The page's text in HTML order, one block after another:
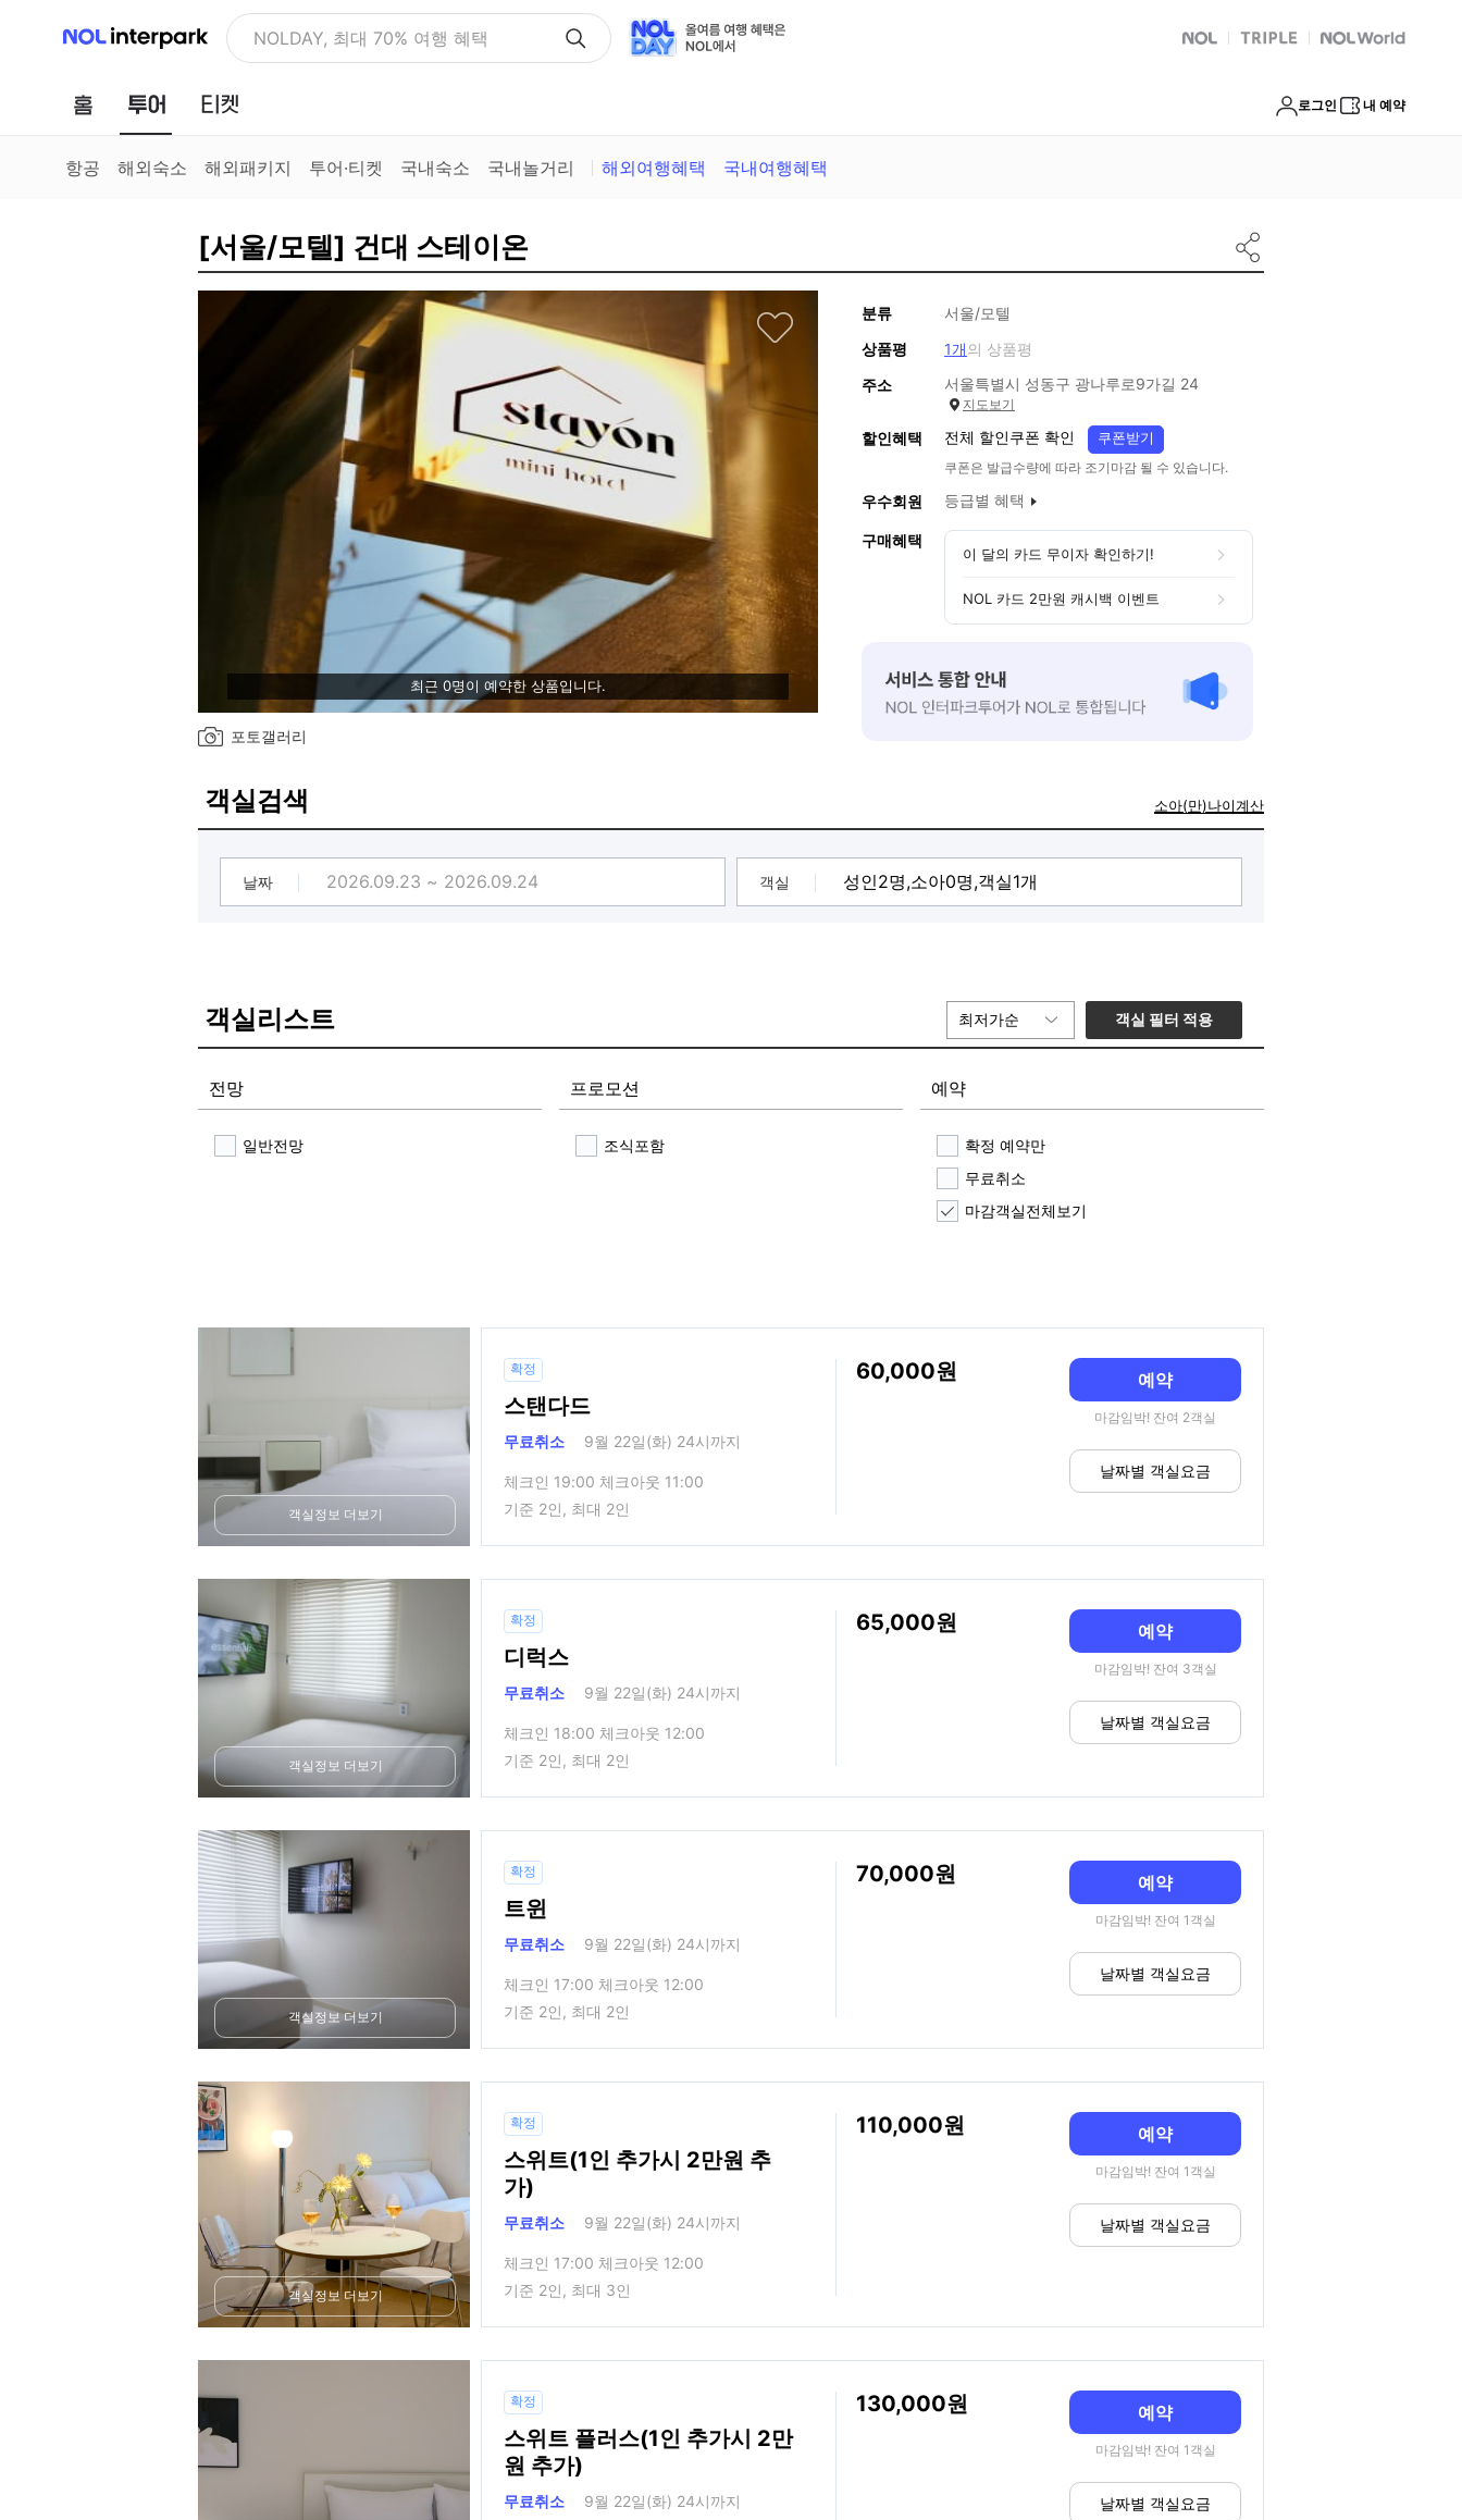
NOL 인터파크 NOLDAY, 최대 70% 여행 혜택 NOL 트리플 Global Interpark
홈 투어 로그인 내 예약
항공 해외숙소 해외패키지 투어·티켓 국내숙소 국내놀거리 해외여행혜택 국내여행혜택
[서울/모텔] 건대 스테이온
최근 0명이 예약한 상품입니다.
포토갤러리
분류
서울/모텔
상품평
1개의 상품평
주소
서울특별시 성동구 광나루로9가길 24
지도보기
할인혜택 전체 할인쿠폰 확인 쿠폰받기
쿠폰은 발급수량에 따라 조기마감 될 수 있습니다.
우수회원 등급별 혜택
구매혜택
이 달의 카드 무이자 확인하기!
NOL 카드 2만원 캐시백 이벤트
객실검색 소아(만)나이계산
날짜 객실
객실리스트 최저가순 객실 필터 적용
전망
일반전망
프로모션
조식포함
예약
확정 예약만
무료취소
마감객실전체보기
객실정보 더보기
확정
스탠다드
무료취소 9월 22일(화) 24시까지
체크인 19:00 체크아웃 11:00
기준 2인, 최대 2인
60,000 예약
마감임박! 잔여 2객실
날짜별 객실요금
객실정보 더보기
확정
디럭스
무료취소 9월 22일(화) 24시까지
체크인 18:00 체크아웃 12:00
기준 2인, 최대 2인
65,000 예약
마감임박! 잔여 3객실
날짜별 객실요금
객실정보 더보기
확정
트윈
무료취소 9월 22일(화) 24시까지
체크인 17:00 체크아웃 12:00
기준 2인, 최대 2인
70,000 예약
마감임박! 잔여 1객실
날짜별 객실요금
객실정보 더보기
확정
스위트(1인 추가시 2만원 추
가)
무료취소 9월 22일(화) 24시까지
체크인 17:00 체크아웃 12:00
기준 2인, 최대 3인
110,000 예약
마감임박! 잔여 1객실
날짜별 객실요금
확정
스위트 플러스(1인 추가시 2만
원 추가)
무료취소 9월 22일(화) 24시까지
130,000 예약
마감임박! 잔여 1객실
날짜별 객실요금